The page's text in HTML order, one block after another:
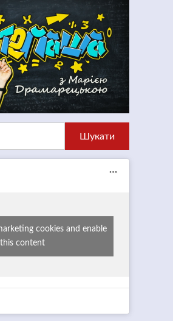
cookies and enable
this content